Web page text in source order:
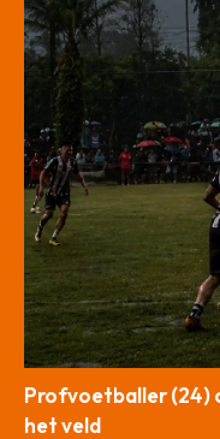
Profvoetballer (24)
het veld